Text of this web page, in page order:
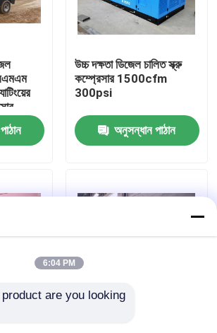
উচ্চ দক্ষতা ডিজেল চালিত স্ক্রু
কম্প্রেসার 1500cfm
300psi
অনুসন্ধান পাঠান
ইঞ্জিন
6:04 PM
are you looking